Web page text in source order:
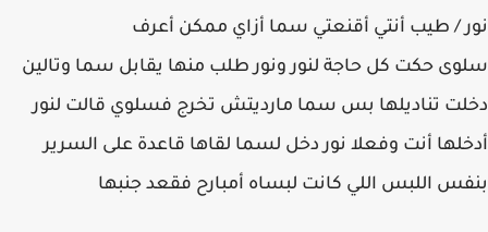
نور / طيب أنتي أقنعتي سما أزاي ممكن أعرف
سلوى حكت كل حاجة لنور ونور طلب منها يقابل سما وتالين
دخلت تناديلها بس سما مارديتش تخرج فسلوي قالت لنور
أدخلها أنت وفعلا نور دخل لسما لقاها قاعدة على السرير
بنفس اللبس اللي كانت لبساه أمبارح فقعد جنبها